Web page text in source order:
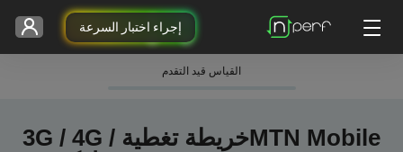
إجراء اختبار السرعة
القياس قيد التقدم
MTN Mobileخريطة تغطية 3G / 4G /